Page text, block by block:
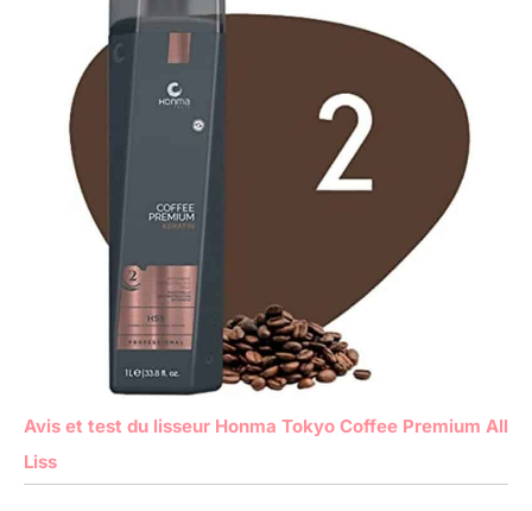
Avis et test du lisseur Honma Tokyo Coffee Premium All
Liss